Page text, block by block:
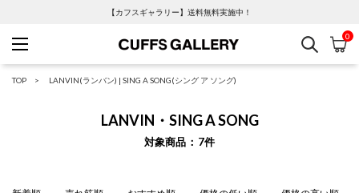
【カフスギャラリー】送料無料実施中！
Cuffs Gallery
検索 カ
0
TOP LANVIN(ランバン) | SING A SONG(シング ア ソング)
LANVIN・SING A SONG
対象商品 7件